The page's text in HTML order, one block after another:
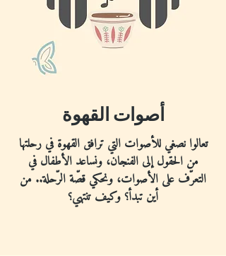
أصوات القهوة
تعالوا نصغي للأصوات التي ترافق القهوة في رحلتها
من الحقول إلى الفنجان، ونساعد الأطفال في
التعرّف على الأصوات، ونحكي قصّة الرّحلة.. من
أين تبدأ؟ وكيف تنتهي؟